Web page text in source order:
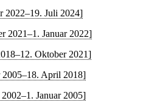
2022–19. Juli 2024]
2021–1. Januar 2022]
Oktober 2021]
2005–18. April 2018]
2002–1. Januar 2005]